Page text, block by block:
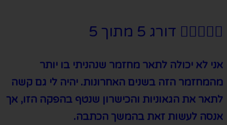
 דורג 5 מתוך 5
אני לא יכולה לתאר מחזמר שנהניתי בו יותר
מהמחזמר הזה בשנים האחרונות. יהיה לי גם קשה
לתאר את הגאוניות והכישרון שנטף בהפקה הזו, אך
אנסה לעשות זאת בהמשך הכתבה.